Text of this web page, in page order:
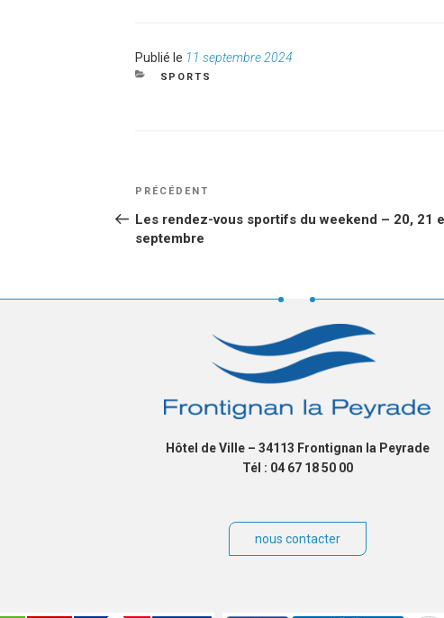
Publié le Publié
le
11 septembre 2024
CATÉGORIES
SPORTS
NAVIGATION
DE
L’ARTICLE
Article
PRÉCÉDENT
Les rendez-vous sportifs du weekend – 20, 21
septembre
Hôtel de Ville – 34113 Frontignan la Peyrade
Tél : 04 67 18 50 00
nous contacter